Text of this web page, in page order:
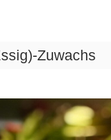
Zuwachs